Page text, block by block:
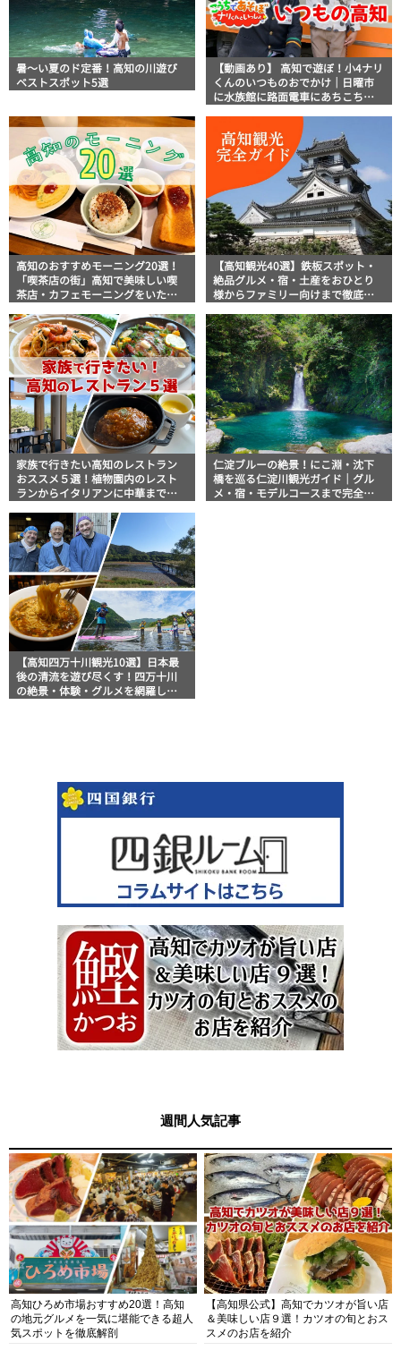
暑～い夏のド定番！高知の川遊び
ベストスポット5選
【動画あり】 高知で遊ぼ！小4ナリ
くんのいつものおでかけ｜日曜市
に水族館に路面電車にあちこち巡
高知のおすすめモーニング20選！
「喫茶店の街」高知で美味しい喫
茶店・カフェモーニングをいただ
【高知観光40選】鉄板スポット・
絶品グルメ・宿・土産をおひとり
様からファミリー向けまで徹底解
家族で行きたい高知のレストラン
おススメ５選！植物園内のレスト
ランからイタリアンに中華まで楽
仁淀ブルーの絶景！にこ淵・沈下
橋を巡る仁淀川観光ガイド｜グル
メ・宿・モデルコースまで完全網
【高知四万十川観光10選】日本最
後の清流を遊び尽くす！四万十川
の絶景・体験・グルメを網羅した
週間人気記事
高知ひろめ市場おすすめ20選！高知
の地元グルメを一気に堪能できる超人
気スポットを徹底解剖
【高知県公式】高知でカツオが旨い店
＆美味しい店９選！カツオの旬とおス
スメのお店を紹介